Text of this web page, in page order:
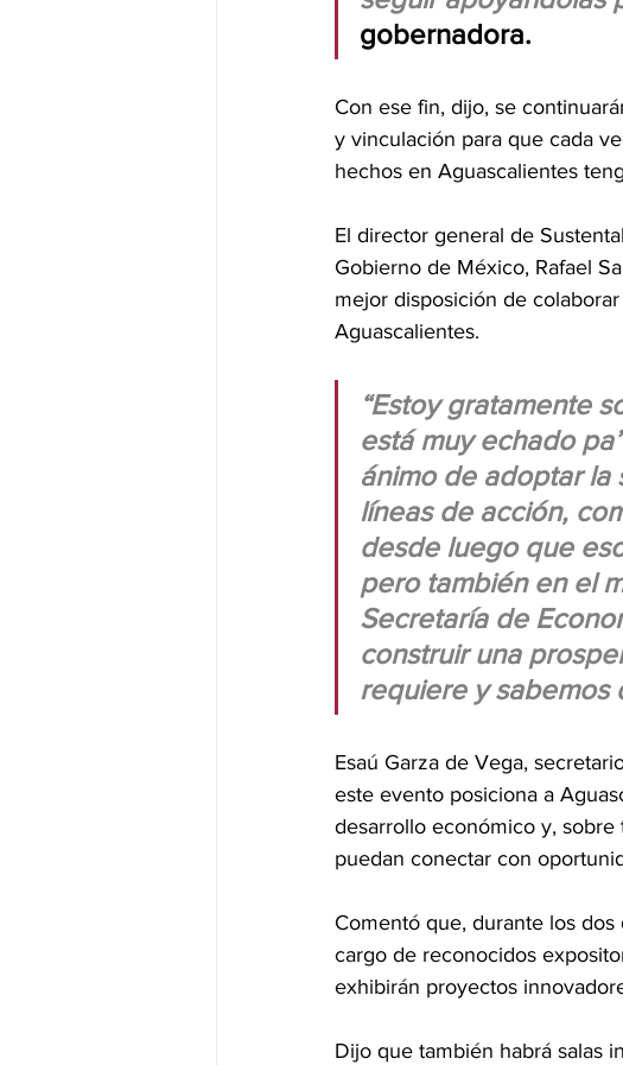
gobernadora.
Con ese fin, dijo, se
y vinculación para que cada
hechos en Aguascalientes
El director general de
Gobierno de México, Rafael
mejor disposición de
Aguascalientes.
“Estoy gratamente
está muy echado
ánimo de adoptar la
líneas de acción,
desde luego que
pero también en el
Secretaría de
construir una
requiere y sabemos
Esaú Garza de Vega,
este evento posiciona a
desarrollo económico y, sobre
puedan conectar con
Comentó que, durante los
cargo de reconocidos
exhibirán proyectos
Dijo que también habrá salas